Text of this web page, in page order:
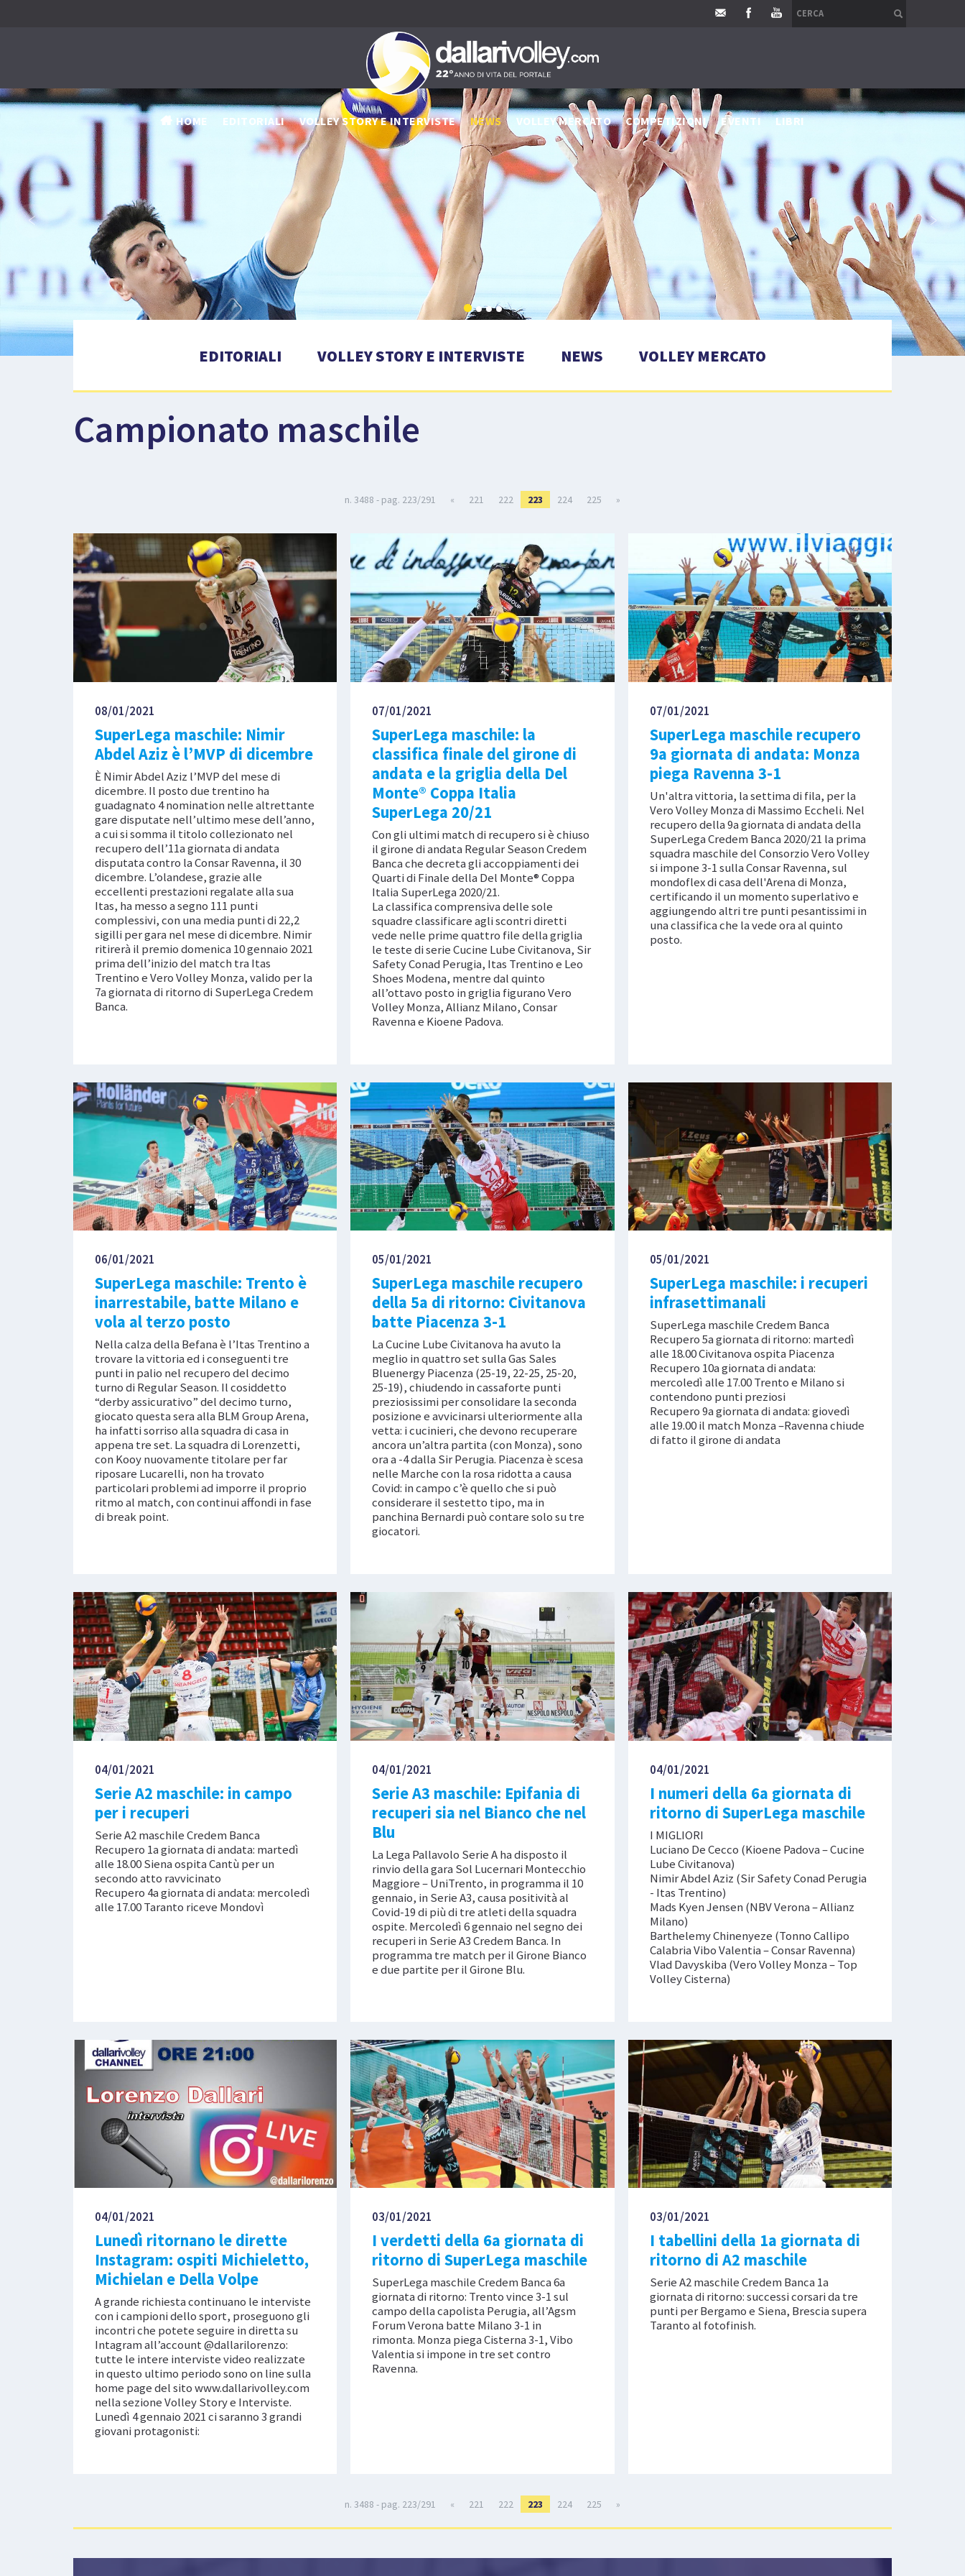
HOME EDITORIALI VOLLEY STORY E INTERVISTE NEWS VOLLEY MERCATO COMPETIZIONI EVENTI LIBRI
‹ ›
EDITORIALI VOLLEY STORY E INTERVISTE NEWS VOLLEY MERCATO
Campionato maschile
n. 3488 - pag. 223/291 « 221 222 223 224 225 »
08/01/2021
SuperLega maschile: Nimir
Abdel Aziz è l’MVP di dicembre
È Nimir Abdel Aziz l’MVP del mese di
dicembre. Il posto due trentino ha
guadagnato 4 nomination nelle altrettante
gare disputate nell’ultimo mese dell’anno,
a cui si somma il titolo collezionato nel
recupero dell’11a giornata di andata
disputata contro la Consar Ravenna, il 30
dicembre. L’olandese, grazie alle
eccellenti prestazioni regalate alla sua
Itas, ha messo a segno 111 punti
complessivi, con una media punti di 22,2
sigilli per gara nel mese di dicembre. Nimir
ritirerà il premio domenica 10 gennaio 2021
prima dell’inizio del match tra Itas
Trentino e Vero Volley Monza, valido per la
7a giornata di ritorno di SuperLega Credem
Banca.
07/01/2021
SuperLega maschile: la
classifica finale del girone di
andata e la griglia della Del
Monte® Coppa Italia
SuperLega 20/21
Con gli ultimi match di recupero si è chiuso
il girone di andata Regular Season Credem
Banca che decreta gli accoppiamenti dei
Quarti di Finale della Del Monte® Coppa
Italia SuperLega 2020/21.
La classifica comprensiva delle sole
squadre classificare agli scontri diretti
vede nelle prime quattro file della griglia
le teste di serie Cucine Lube Civitanova, Sir
Safety Conad Perugia, Itas Trentino e Leo
Shoes Modena, mentre dal quinto
all’ottavo posto in griglia figurano Vero
Volley Monza, Allianz Milano, Consar
Ravenna e Kioene Padova.
07/01/2021
SuperLega maschile recupero
9a giornata di andata: Monza
piega Ravenna 3-1
Un'altra vittoria, la settima di fila, per la
Vero Volley Monza di Massimo Eccheli. Nel
recupero della 9a giornata di andata della
SuperLega Credem Banca 2020/21 la prima
squadra maschile del Consorzio Vero Volley
si impone 3-1 sulla Consar Ravenna, sul
mondoflex di casa dell'Arena di Monza,
certificando il un momento superlativo e
aggiungendo altri tre punti pesantissimi in
una classifica che la vede ora al quinto
posto.
06/01/2021
SuperLega maschile: Trento è
inarrestabile, batte Milano e
vola al terzo posto
Nella calza della Befana è l’Itas Trentino a
trovare la vittoria ed i conseguenti tre
punti in palio nel recupero del decimo
turno di Regular Season. Il cosiddetto
“derby assicurativo” del decimo turno,
giocato questa sera alla BLM Group Arena,
ha infatti sorriso alla squadra di casa in
appena tre set. La squadra di Lorenzetti,
con Kooy nuovamente titolare per far
riposare Lucarelli, non ha trovato
particolari problemi ad imporre il proprio
ritmo al match, con continui affondi in fase
di break point.
05/01/2021
SuperLega maschile recupero
della 5a di ritorno: Civitanova
batte Piacenza 3-1
La Cucine Lube Civitanova ha avuto la
meglio in quattro set sulla Gas Sales
Bluenergy Piacenza (25-19, 22-25, 25-20,
25-19), chiudendo in cassaforte punti
preziosissimi per consolidare la seconda
posizione e avvicinarsi ulteriormente alla
vetta: i cucinieri, che devono recuperare
ancora un’altra partita (con Monza), sono
ora a -4 dalla Sir Perugia. Piacenza è scesa
nelle Marche con la rosa ridotta a causa
Covid: in campo c’è quello che si può
considerare il sestetto tipo, ma in
panchina Bernardi può contare solo su tre
giocatori.
05/01/2021
SuperLega maschile: i recuperi
infrasettimanali
SuperLega maschile Credem Banca
Recupero 5a giornata di ritorno: martedì
alle 18.00 Civitanova ospita Piacenza
Recupero 10a giornata di andata:
mercoledì alle 17.00 Trento e Milano si
contendono punti preziosi
Recupero 9a giornata di andata: giovedì
alle 19.00 il match Monza –Ravenna chiude
di fatto il girone di andata
04/01/2021
Serie A2 maschile: in campo
per i recuperi
Serie A2 maschile Credem Banca
Recupero 1a giornata di andata: martedì
alle 18.00 Siena ospita Cantù per un
secondo atto ravvicinato
Recupero 4a giornata di andata: mercoledì
alle 17.00 Taranto riceve Mondovì
04/01/2021
Serie A3 maschile: Epifania di
recuperi sia nel Bianco che nel
Blu
La Lega Pallavolo Serie A ha disposto il
rinvio della gara Sol Lucernari Montecchio
Maggiore – UniTrento, in programma il 10
gennaio, in Serie A3, causa positività al
Covid-19 di più di tre atleti della squadra
ospite. Mercoledì 6 gennaio nel segno dei
recuperi in Serie A3 Credem Banca. In
programma tre match per il Girone Bianco
e due partite per il Girone Blu.
04/01/2021
I numeri della 6a giornata di
ritorno di SuperLega maschile
I MIGLIORI
Luciano De Cecco (Kioene Padova – Cucine
Lube Civitanova)
Nimir Abdel Aziz (Sir Safety Conad Perugia
- Itas Trentino)
Mads Kyen Jensen (NBV Verona – Allianz
Milano)
Barthelemy Chinenyeze (Tonno Callipo
Calabria Vibo Valentia – Consar Ravenna)
Vlad Davyskiba (Vero Volley Monza – Top
Volley Cisterna)
04/01/2021
Lunedì ritornano le dirette
Instagram: ospiti Michieletto,
Michielan e Della Volpe
A grande richiesta continuano le interviste
con i campioni dello sport, proseguono gli
incontri che potete seguire in diretta su
Intagram all’account @dallarilorenzo:
tutte le intere interviste video realizzate
in questo ultimo periodo sono on line sulla
home page del sito www.dallarivolley.com
nella sezione Volley Story e Interviste.
Lunedì 4 gennaio 2021 ci saranno 3 grandi
giovani protagonisti:
03/01/2021
I verdetti della 6a giornata di
ritorno di SuperLega maschile
SuperLega maschile Credem Banca 6a
giornata di ritorno: Trento vince 3-1 sul
campo della capolista Perugia, all’Agsm
Forum Verona batte Milano 3-1 in
rimonta. Monza piega Cisterna 3-1, Vibo
Valentia si impone in tre set contro
Ravenna.
03/01/2021
I tabellini della 1a giornata di
ritorno di A2 maschile
Serie A2 maschile Credem Banca 1a
giornata di ritorno: successi corsari da tre
punti per Bergamo e Siena, Brescia supera
Taranto al fotofinish.
n. 3488 - pag. 223/291 « 221 222 223 224 225 »